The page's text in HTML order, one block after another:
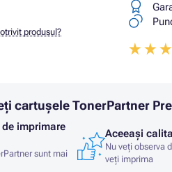
produsul?
cartușele TonerPartner
imprimare
sunt mai
Aceeași
Nu veți observa
veți imprima